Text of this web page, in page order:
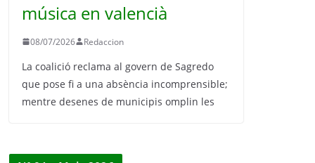
música en valencià
08/07/2026 Redaccion
La coalició reclama al govern de Sagredo
que pose fi a una absència incomprensible;
mentre desenes de municipis omplin les